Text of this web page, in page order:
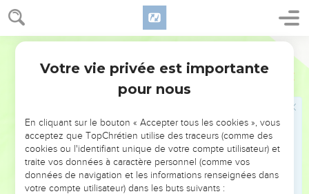
Matthieu 17
αὐτοῖς ὁ Ἰησοῦς· Μέλλει ὁ υἱὸς τοῦ ἀνθρώπου
παραδίδοσθαι εἰς χεῖρας ἀνθρώπων,
ἐγερθήσεται. καὶ ἐλυπήθησαν σφόδρα.
Ἐλθόντων δὲ αὐτῶν εἰς Καφαρναοὺμ προσῆλθον οἱ
τὰ δίδραχμα λαμβάνοντες τῷ Πέτρῳ καὶ εἶπαν· Ὁ
διδάσκαλος ὑμῶν οὐ τελεῖ τὰ δίδραχμα;
λέγει· Ναί. καὶ ἐλθόντα εἰς τὴν οἰκίαν προέφθασεν
Votre vie privée est importante
pour nous
En cliquant sur le bouton « Accepter tous les cookies », vous
acceptez que TopChrétien utilise des traceurs (comme des
cookies ou l'identifiant unique de votre compte utilisateur) et
traite vos données à caractère personnel (comme vos
données de navigation et les informations renseignées dans
votre compte utilisateur) dans les buts suivants :